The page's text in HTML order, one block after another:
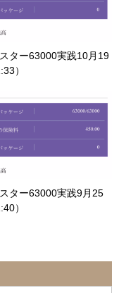
ター63000実践10月19
）
ター63000実践9月25
）